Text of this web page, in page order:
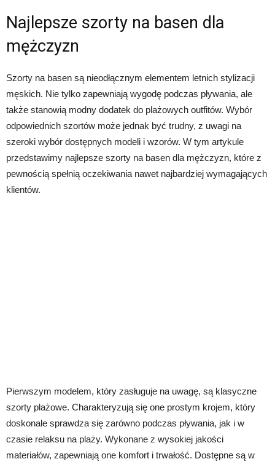
Najlepsze szorty na basen dla
mężczyzn
Szorty na basen są nieodłącznym elementem letnich stylizacji
męskich. Nie tylko zapewniają wygodę podczas pływania, ale
także stanowią modny dodatek do plażowych outfitów. Wybór
odpowiednich szortów może jednak być trudny, z uwagi na
szeroki wybór dostępnych modeli i wzorów. W tym artykule
przedstawimy najlepsze szorty na basen dla mężczyzn, które z
pewnością spełnią oczekiwania nawet najbardziej wymagających
klientów.
Pierwszym modelem, który zasługuje na uwagę, są klasyczne
szorty plażowe. Charakteryzują się one prostym krojem, który
doskonale sprawdza się zarówno podczas pływania, jak i w
czasie relaksu na plaży. Wykonane z wysokiej jakości
materiałów, zapewniają one komfort i trwałość. Dostępne są w